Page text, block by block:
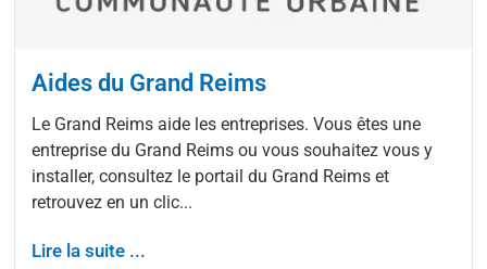
Aides du Grand Reims
Le Grand Reims aide les entreprises. Vous êtes une
entreprise du Grand Reims ou vous souhaitez vous y
installer, consultez le portail du Grand Reims et
retrouvez en un clic...
Lire la suite ...